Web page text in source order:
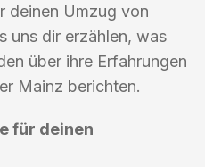
deinen Umzug von
uns dir erzählen, was
über ihre Erfahrungen
Mainz berichten.
für deinen